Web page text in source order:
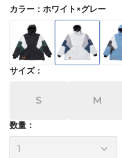
カラー ： ホワイト×グレー
サイズ：
S M
数量：